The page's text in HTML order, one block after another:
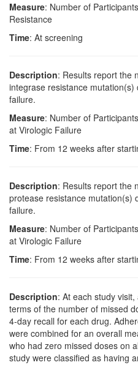
Measure: Number of
Resistance
Time: At screening
Description: Results report the
integrase resistance
failure.
Measure: Number of
at Virologic Failure
Time: From 12 weeks after
Description: Results report the
protease resistance mutation(s)
failure.
Measure: Number of
at Virologic Failure
Time: From 12 weeks after
Description: At each study
terms of the number of missed
4-day recall for each drug.
were combined for an overall
who had zero missed doses on
study were classified as having